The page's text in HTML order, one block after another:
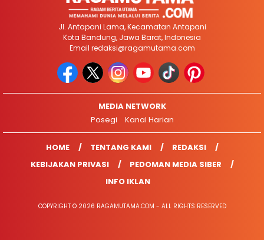
Jl. Antapani Lama, Kecamatan Antapani
Kota Bandung, Jawa Barat, Indonesia
Email redaksi@ragamutama.com
MEDIA NETWORK
Posegi
Kanal Harian
HOME TENTANG KAMI
REDAKSI
KEBIJAKAN PRIVASI
PEDOMAN MEDIA SIBER
INFO IKLAN
COPYRIGHT © 2026 RAGAMUTAMA.COM - ALL RIGHTS RESERVED